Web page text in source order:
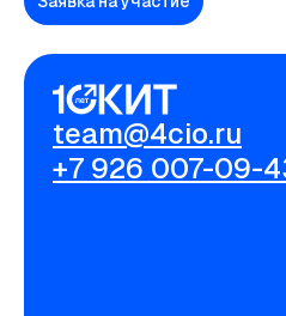
team@4cio.ru
+7 926 007-09-